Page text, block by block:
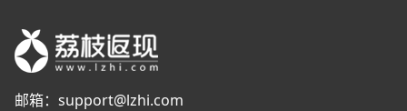
邮箱： support@lzhi.com